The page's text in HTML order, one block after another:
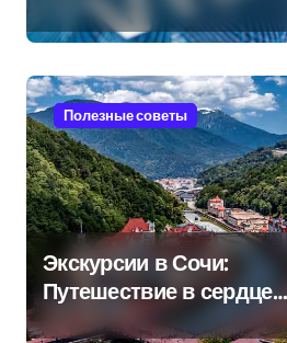
Полезные советы
Экскурсии в Сочи:
Путешествие в сердце
Черноморского курорта